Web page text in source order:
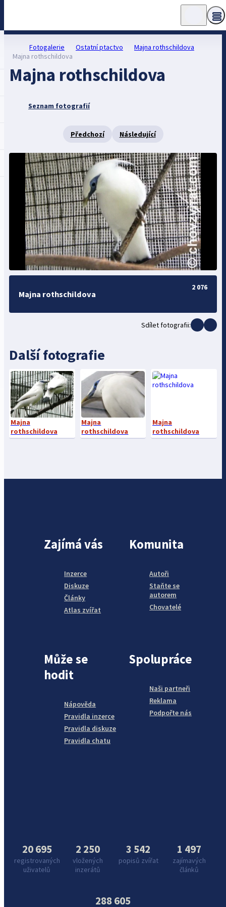
Fotogalerie Ostatní ptactvo
Majna rothschildova
Majna rothschildova
Majna rothschildova
Seznam fotografií
Předchozí Následující
Majna rothschildova
2 076
Sdílet fotografii:
Další fotografie
Majna
rothschildova
Majna
rothschildova
Majna
rothschildova
Zajímá vás
Inzerce
Diskuze
Články
Atlas zvířat
Komunita
Autoři
Staňte se
autorem
Chovatelé
Může se
hodit
Nápověda
Pravidla inzerce
Pravidla diskuze
Pravidla chatu
Spolupráce
Naši partneři
Reklama
Podpořte nás
20 695
registrovaných
uživatelů
2 250
vložených
inzerátů
3 542
popisů zvířat
1 497
zajímavých
článků
288 605